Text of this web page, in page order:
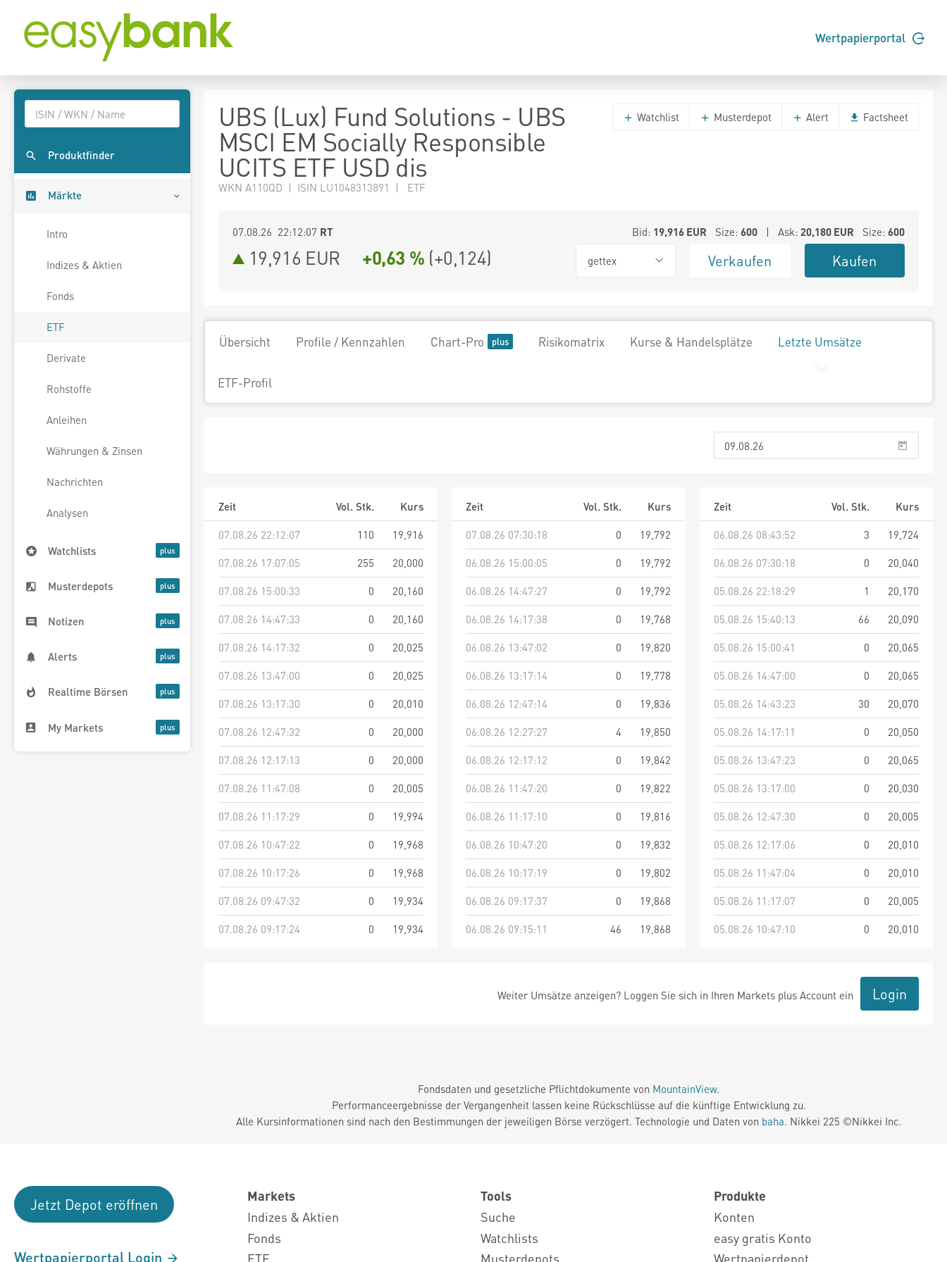
Wertpapierportal
Produktfinder
Märkte
Intro
Indizes & Aktien
Fonds
ETF
Derivate
Rohstoffe
Anleihen
Währungen & Zinsen
Nachrichten
Analysen
Watchlists
Musterdepots
Notizen
Alerts
Realtime Börsen
My Markets
UBS (Lux) Fund Solutions - UBS
MSCI EM Socially Responsible
UCITS ETF USD dis
WKN A110QD | ISIN LU1048313891 | ETF
Watchlist Musterdepot Alert Factsheet
07.08.26 22:12:07 RT Bid: 19,916EUR Size: 600| Ask: 20,180EUR Size: 600
19,916 EUR +0,63 % (+0,124) gettex Verkaufen Kaufen
Übersicht Profile / Kennzahlen Chart-Pro Risikomatrix Kurse & Handelsplätze Letzte Umsätze
ETF-Profil
Zeit Vol. Stk.
Kurs
07.08.26 22:12:07
110
19,916
07.08.26 17:07:05
255
20,000
07.08.26 15:00:33
0
20,160
07.08.26 14:47:33
0
20,160
07.08.26 14:17:32
0
20,025
07.08.26 13:47:00
0
20,025
07.08.26 13:17:30
0
20,010
07.08.26 12:47:32
0
20,000
07.08.26 12:17:13
0
20,000
07.08.26 11:47:08
0
20,005
07.08.26 11:17:29
0
19,994
07.08.26 10:47:22
0
19,968
07.08.26 10:17:26
0
19,968
07.08.26 09:47:32
0
19,934
07.08.26 09:17:24
0 19,934
Zeit Vol. Stk.
Kurs
07.08.26 07:30:18
0
19,792
06.08.26 15:00:05
0
19,792
06.08.26 14:47:27
0
19,792
06.08.26 14:17:38
0
19,768
06.08.26 13:47:02
0
19,820
06.08.26 13:17:14
0
19,778
06.08.26 12:47:14
0
19,836
06.08.26 12:27:27
4
19,850
06.08.26 12:17:12
0
19,842
06.08.26 11:47:20
0
19,822
06.08.26 11:17:10
0
19,816
06.08.26 10:47:20
0
19,832
06.08.26 10:17:19
0
19,802
06.08.26 09:17:37
0
19,868
06.08.26 09:15:11
46 19,868
Zeit Vol. Stk.
Kurs
06.08.26 08:43:52
3
19,724
06.08.26 07:30:18
0
20,040
05.08.26 22:18:29
1
20,170
05.08.26 15:40:13
66
20,090
05.08.26 15:00:41
0
20,065
05.08.26 14:47:00
0
20,065
05.08.26 14:43:23
30
20,070
05.08.26 14:17:11
0
20,050
05.08.26 13:47:23
0
20,065
05.08.26 13:17:00
0
20,030
05.08.26 12:47:30
0
20,005
05.08.26 12:17:06
0
20,010
05.08.26 11:47:04
0
20,010
05.08.26 11:17:07
0
20,005
05.08.26 10:47:10
0 20,010
Weiter Umsätze anzeigen? Loggen Sie sich in Ihren Markets plus Account ein Login
Fondsdaten und gesetzliche Pflichtdokumente von MountainView.
Performanceergebnisse der Vergangenheit lassen keine Rückschlüsse auf die künftige Entwicklung zu.
Alle Kursinformationen sind nach den Bestimmungen der jeweiligen Börse verzögert. Technologie und Daten von baha. Nikkei 225 ©Nikkei Inc.
Jetzt Depot eröffnen
Wertpapierportal Login
Markets
Indizes & Aktien
Fonds
ETF
Tools
Suche
Watchlists
Musterdepots
Produkte
Konten
easy gratis Konto
Wertpapierdepot